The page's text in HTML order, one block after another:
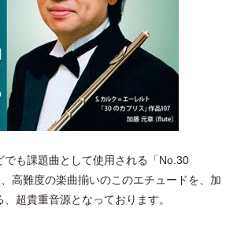
でも課題曲として使用される「No.30
高難度の楽曲揃いのこのエチュードを、加
超貴重音源となっております。